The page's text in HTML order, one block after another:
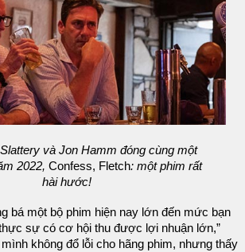
và Jon Hamm đóng cùng một
2022, Confess, Fletch: một phim rất
hài hước!
bá một bộ phim hiện nay lớn đến mức bạn
sự có cơ hội thu được lợi nhuận lớn,”
không đổ lỗi cho hãng phim, nhưng thấy